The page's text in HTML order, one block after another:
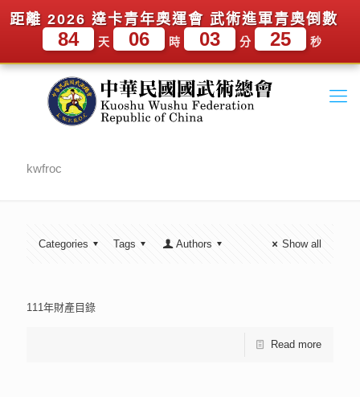
距離 2026 達卡青年奧運會 武術進軍青奧倒數
84 天 06 時 03 分 25 秒
kwfroc
Categories Tags Authors Show all
111年財產目錄
Read more